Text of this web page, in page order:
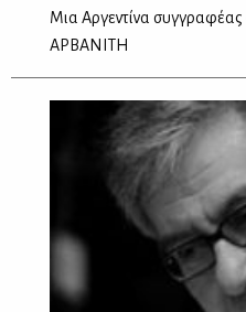
Μια Αργεντίνα
ΑΡΒΑΝΙΤΗ